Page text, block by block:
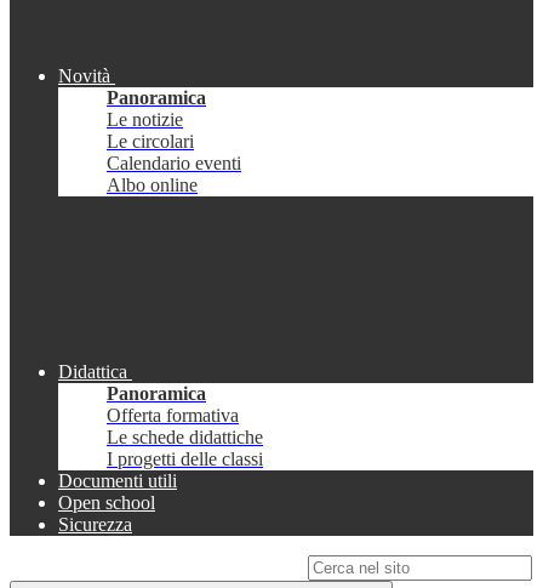
Novità
Panoramica
Le notizie
Le circolari
Calendario eventi
Albo online
Didattica
Panoramica
Offerta formativa
Le schede didattiche
I progetti delle classi
Documenti utili
Open school
Sicurezza